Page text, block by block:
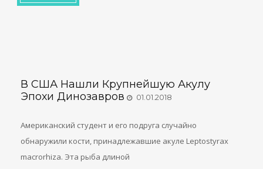
В США Нашли Крупнейшую Акулу
Эпохи Динозавров
01.01.2018
Американский студент и его подруга случайно
обнаружили кости, принадлежавшие акуле Leptostyrax
macrorhiza. Эта рыба длиной